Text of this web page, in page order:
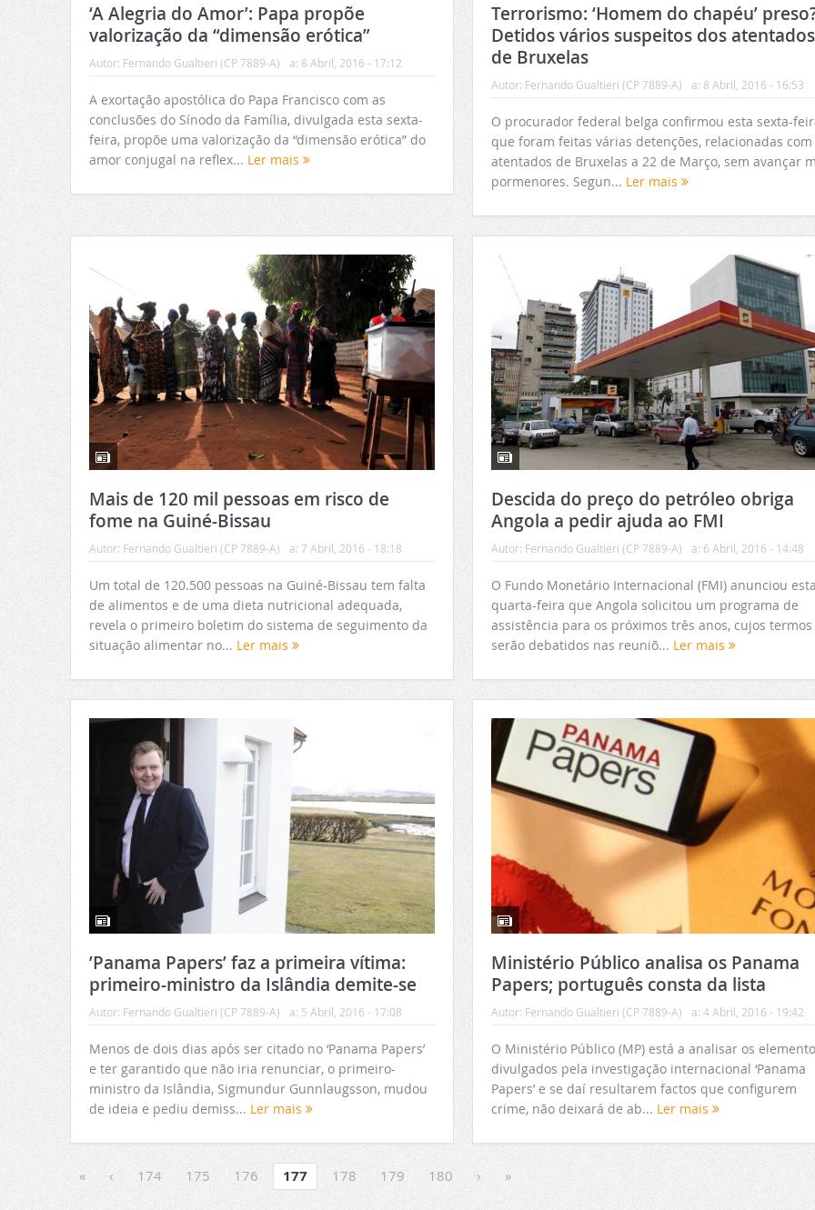
‘A Alegria do Amor’: Papa propõe
valorização da “dimensão erótica”
Autor: Fernando Gualtieri (CP 7889-A) a: 8 Abril, 2016 - 17:12
A exortação apostólica do Papa Francisco com as
conclusões do Sínodo da Família, divulgada esta sexta-
feira, propõe uma valorização da “dimensão erótica” do
amor conjugal na reflex... Ler mais
Terrorismo: ‘Homem do chapéu’
Detidos vários suspeitos dos atentados
de Bruxelas
Autor: Fernando Gualtieri (CP 7889-A) a: 8 Abril, 2016 - 16:53
O procurador federal belga confirmou esta sexta-
que foram feitas várias detenções, relacionadas com
atentados de Bruxelas a 22 de Março, sem avançar
pormenores. Segun... Ler mais
Mais de 120 mil pessoas em risco de
fome na Guiné-Bissau
Autor: Fernando Gualtieri (CP 7889-A) a: 7 Abril, 2016 - 18:18
Um total de 120.500 pessoas na Guiné-Bissau tem falta
de alimentos e de uma dieta nutricional adequada,
revela o primeiro boletim do sistema de seguimento da
situação alimentar no... Ler mais
Descida do preço do petróleo obriga
Angola a pedir ajuda ao FMI
Autor: Fernando Gualtieri (CP 7889-A) a: 6 Abril, 2016 - 14:48
O Fundo Monetário Internacional (FMI) anunciou
quarta-feira que Angola solicitou um programa de
assistência para os próximos três anos, cujos termos
serão debatidos nas reuniõ... Ler mais
’Panama Papers’ faz a primeira vítima:
primeiro-ministro da Islândia demite-se
Autor: Fernando Gualtieri (CP 7889-A) a: 5 Abril, 2016 - 17:08
Menos de dois dias após ser citado no ‘Panama Papers’
e ter garantido que não iria renunciar, o primeiro-
ministro da Islândia, Sigmundur Gunnlaugsson, mudou
de ideia e pediu demiss... Ler mais
Ministério Público analisa os Panama
Papers; português consta da lista
Autor: Fernando Gualtieri (CP 7889-A) a: 4 Abril, 2016 - 19:42
O Ministério Público (MP) está a analisar os
divulgados pela investigação internacional ‘Panama
Papers’ e se daí resultarem factos que configurem
crime, não deixará de ab... Ler mais
« ‹ 174 175 176 177 178 179 180 › »